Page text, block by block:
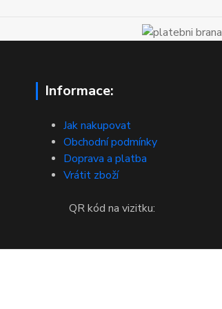
Informace:
Jak nakupovat
Obchodní podmínky
Doprava a platba
Vrátit zboží
QR kód na vizitku: